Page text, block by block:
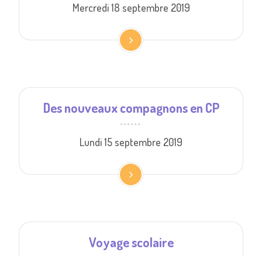
Mercredi 18 septembre 2019
Des nouveaux compagnons en CP
Lundi 15 septembre 2019
Voyage scolaire